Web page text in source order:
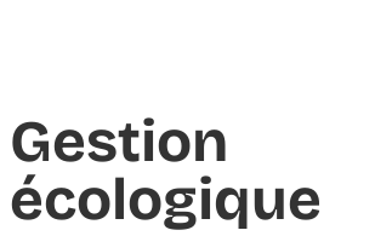
Gestion
écologique